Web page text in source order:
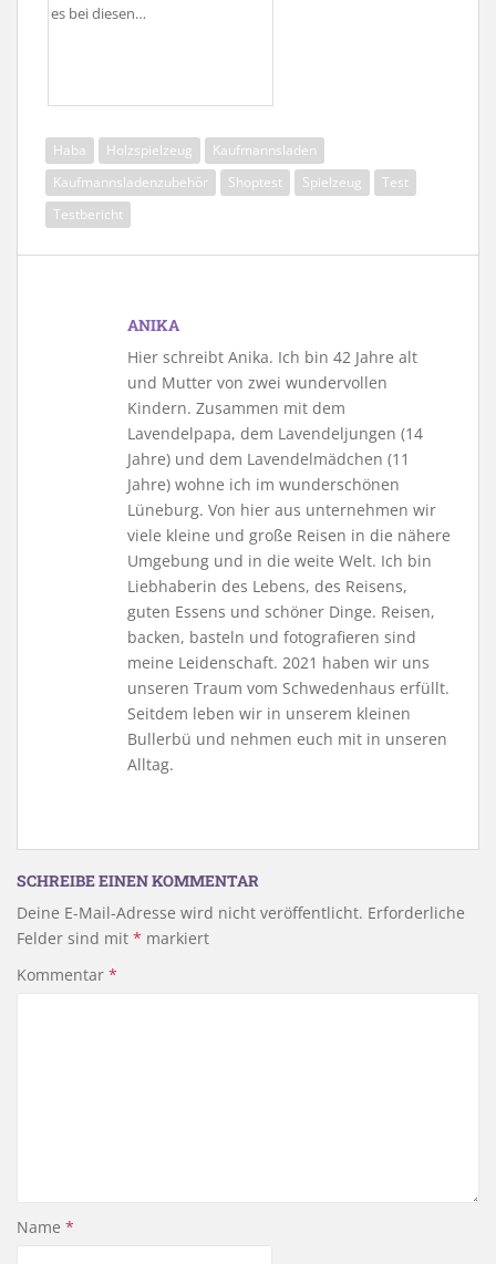
es bei diesen…
Haba Holzspielzeug
Kaufmannsladen
Kaufmannsladenzubehör
Shoptest Spielzeug
Test
Testbericht
ANIKA
Hier schreibt Anika. Ich bin 42 Jahre alt
und Mutter von zwei wundervollen
Kindern. Zusammen mit dem
Lavendelpapa, dem Lavendeljungen (14
Jahre) und dem Lavendelmädchen (11
Jahre) wohne ich im wunderschönen
Lüneburg. Von hier aus unternehmen wir
viele kleine und große Reisen in die nähere
Umgebung und in die weite Welt. Ich bin
Liebhaberin des Lebens, des Reisens,
guten Essens und schöner Dinge. Reisen,
backen, basteln und fotografieren sind
meine Leidenschaft. 2021 haben wir uns
unseren Traum vom Schwedenhaus erfüllt.
Seitdem leben wir in unserem kleinen
Bullerbü und nehmen euch mit in unseren
Alltag.
SCHREIBE EINEN KOMMENTAR
Deine E-Mail-Adresse wird nicht veröffentlicht. Erforderliche
Felder sind mit * markiert
Kommentar *
Name *